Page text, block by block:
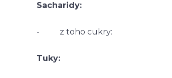
Sacharidy:
- z toho cukry:
Tuky: